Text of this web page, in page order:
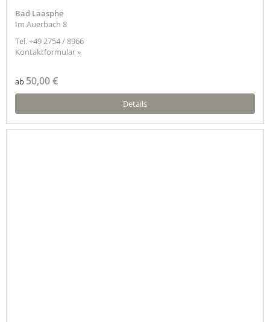
Bad Laasphe
Im Auerbach 8
Tel.+49 2754 / 8966
Kontaktformular »
ab 50,00 €
Details